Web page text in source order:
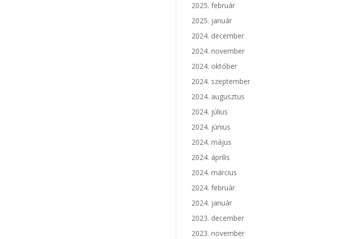
2025. február
2025. január
2024. december
2024. november
2024. október
2024. szeptember
2024. augusztus
2024. július
2024. június
2024. május
2024. április
2024. március
2024. február
2024. január
2023. december
2023. november